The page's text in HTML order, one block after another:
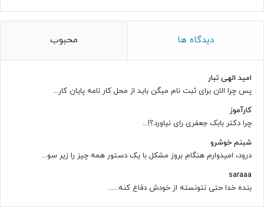
دیدگاه ها محبوب
امید الهی تبار
پس چرا الان برای ثبت نام میگن باید از محل کار نامه پایان کار...
کارآموز
چرا دکتر بابک جعفری رای نیاورد؟!...
شبنم خوشرو
درود، امیدوارم هنگام بروز مشکل با یک دستور همه چیز را زیر سو...
saraaa
بنده خدا حتی نتونسته از خودش دفاع کنه......